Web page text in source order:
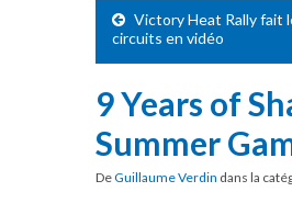
Victory Heat Rally fait
circuits en vidéo
9 Years of
Summer
DeGuillaume Verdin dans la